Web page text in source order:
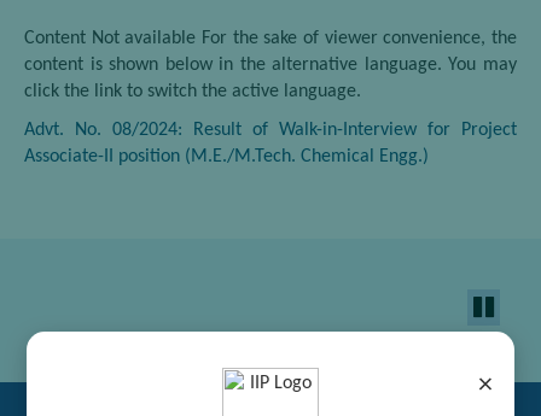
×
Content Not available For the sake of viewer convenience, the
content is shown below in the alternative language. You may
click the link to switch the active language.
Advt. No. 08/2024: Result of Walk-in-Interview for Project
Associate-II position (M.E./M.Tech. Chemical Engg.)